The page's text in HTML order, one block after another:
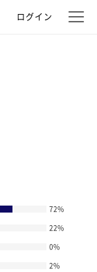
ログイン
72%
22%
0%
2%